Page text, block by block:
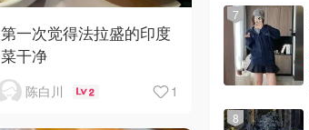
第一次觉得法拉盛的印度
菜干净
陈白川 2 1